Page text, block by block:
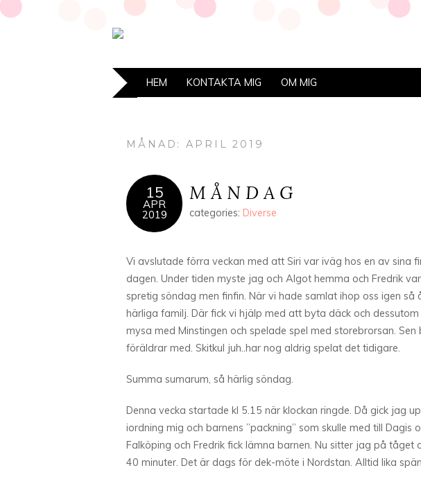
HEM KONTAKTA MIG OM MIG
MÅNAD: APRIL 2019
15
APR
2019
M Å N D A G
categories: Diverse
Vi avslutade förra veckan med att Siri var iväg hos en av sina
dagen. Under tiden myste jag och Algot hemma och Fredrik
spretig söndag men finfin. När vi hade samlat ihop oss igen så
härliga familj. Där fick vi hjälp med att byta däck och
mysa med Minstingen och spelade spel med storebrorsan.
föräldrar med. Skitkul juh..har nog aldrig spelat det tidigare.
Summa sumarum, så härlig söndag.
Denna vecka startade kl 5.15 när klockan ringde. Då gick jag
iordning mig och barnens ”packning” som skulle med till Dagis
Falköping och Fredrik fick lämna barnen. Nu sitter jag på tåget
40 minuter. Det är dags för dek-möte i Nordstan. Alltid lika